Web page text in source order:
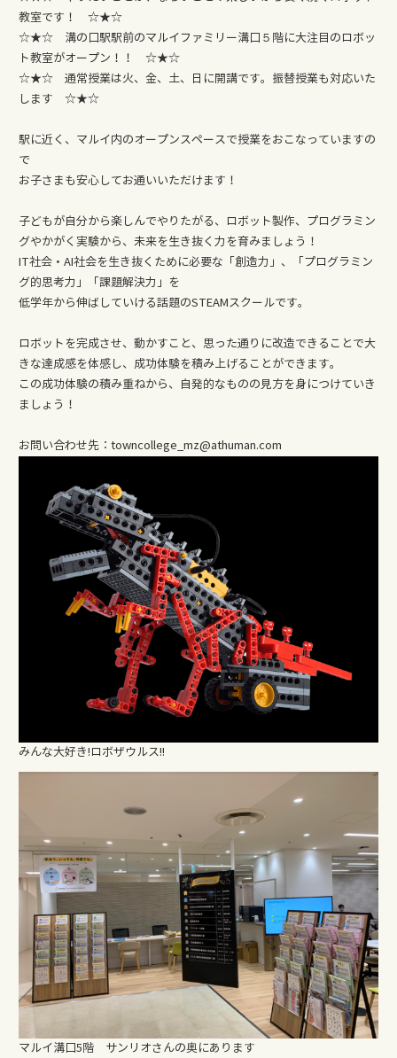
教室です！ ☆★☆
☆★☆ 溝の口駅駅前のマルイファミリー溝口５階に大注目のロボッ
ト教室がオープン！！ ☆★☆
☆★☆ 通常授業は火、金、土、日に開講です。振替授業も対応いた
します ☆★☆
駅に近く、マルイ内のオープンスペースで授業をおこなっていますの
で
お子さまも安心してお通いいただけます！
子どもが自分から楽しんでやりたがる、ロボット製作、プログラミン
グやかがく実験から、未来を生き抜く力を育みましょう！
IT社会・AI社会を生き抜くために必要な「創造力」、「プログラミン
グ的思考力」「課題解決力」を
低学年から伸ばしていける話題のSTEAMスクールです。
ロボットを完成させ、動かすこと、思った通りに改造できることで大
きな達成感を体感し、成功体験を積み上げることができます。
この成功体験の積み重ねから、自発的なものの見方を身につけていき
ましょう！
お問い合わせ先：towncollege_mz@athuman.com
みんな大好き!ロボザウルス!!
マルイ溝口5階 サンリオさんの奥にあります